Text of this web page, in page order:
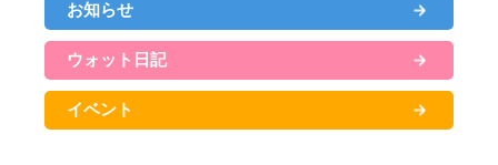
お知らせ
ウォット日記
イベント